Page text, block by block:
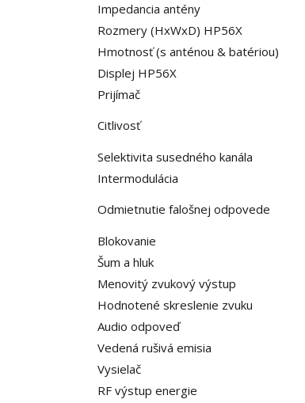
Impedancia antény
Rozmery (HxWxD) HP56X
Hmotnosť (s anténou & batériou)
Displej HP56X
Prijímač
Citlivosť
Selektivita susedného kanála
Intermodulácia
Odmietnutie falošnej odpovede
Blokovanie
Šum a hluk
Menovitý zvukový výstup
Hodnotené skreslenie zvuku
Audio odpoveď
Vedená rušivá emisia
Vysielač
RF výstup energie